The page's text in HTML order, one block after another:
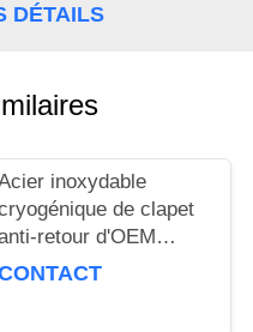
DÉTAILS
inoxydable
de clapet
retour d'OEM
DN15 PN40 en forme